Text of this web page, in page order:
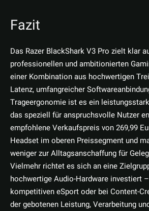
Fazit
Das Razer BlackShark V3 Pro zielt klar
professionellen und ambitionierten
einer Kombination aus hochwertigen
Latenz, umfangreicher
Trageergonomie ist es ein
das speziell für anspruchsvolle Nutzer
empfohlene Verkaufspreis von 269,99
Headset im oberen Preissegment und
weniger zur Alltagsanschaffung für
Vielmehr richtet es sich an eine
hochwertige Audio-Hardware investiert
kompetitiven eSport oder bei Content-
der gebotenen Leistung, Verarbeitung